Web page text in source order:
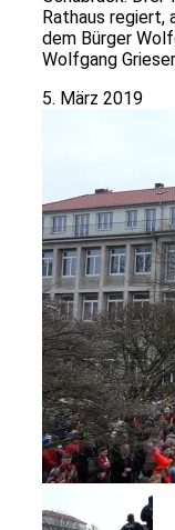
Rathaus regiert,
dem Bürger
Wolfgang
5. März 2019